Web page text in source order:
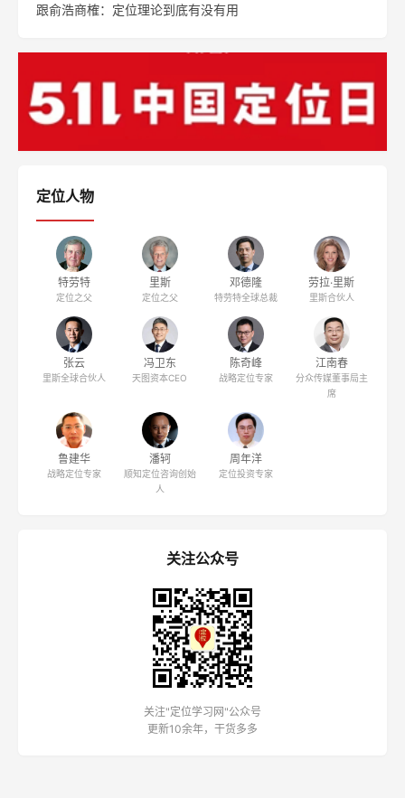
跟俞浩商榷：定位理论到底有没有用
定位人物
特劳特
定位之父
里斯
定位之父
邓德隆
特劳特全球总裁
劳拉·里斯
里斯合伙人
张云
里斯全球合伙人
冯卫东
天图资本CEO
陈奇峰
战略定位专家
江南春
分众传媒董事局主
席
鲁建华
战略定位专家
潘轲
顺知定位咨询创始
人
周年洋
定位投资专家
关注公众号
关注"定位学习网"公众号
更新10余年，干货多多